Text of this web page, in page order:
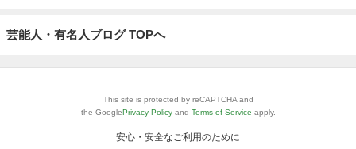
芸能人・有名人ブログ TOPへ
This site is protected by reCAPTCHA and
the GooglePrivacy Policy and Terms of Service apply.
安心・安全なご利用のために